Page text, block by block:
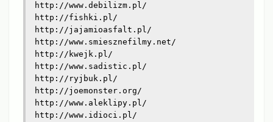
http://www.debilizm.pl/
http://fishki.pl/
http://jajamioasfalt.pl/
http://www.smiesznefilmy.net/
http://kwejk.pl/
http://www.sadistic.pl/
http://ryjbuk.pl/
http://joemonster.org/
http://www.aleklipy.pl/
http://www.idioci.pl/